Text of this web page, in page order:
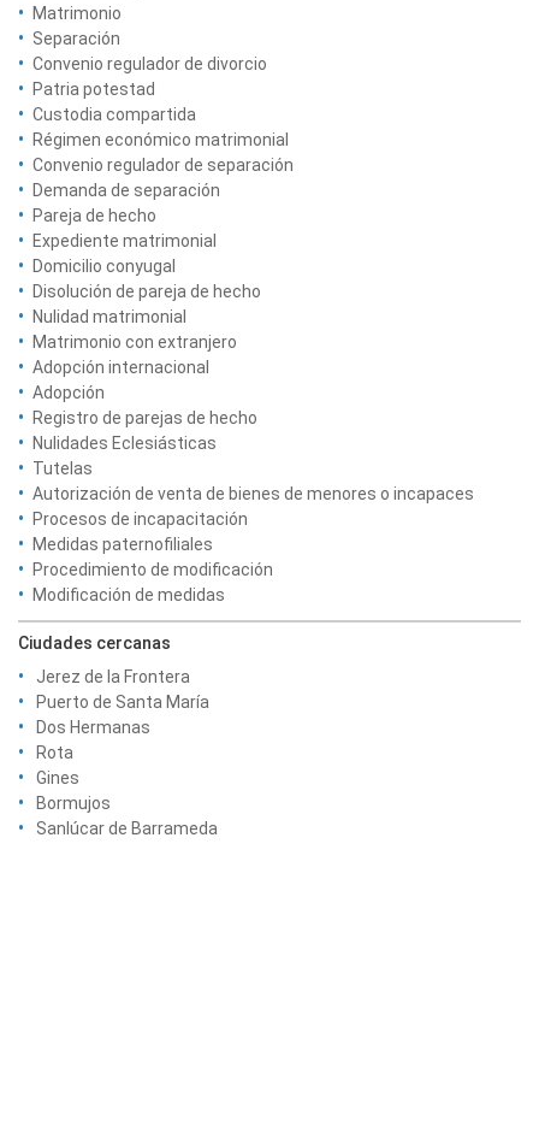
Matrimonio
Separación
Convenio regulador de divorcio
Patria potestad
Custodia compartida
Régimen económico matrimonial
Convenio regulador de separación
Demanda de separación
Pareja de hecho
Expediente matrimonial
Domicilio conyugal
Disolución de pareja de hecho
Nulidad matrimonial
Matrimonio con extranjero
Adopción internacional
Adopción
Registro de parejas de hecho
Nulidades Eclesiásticas
Tutelas
Autorización de venta de bienes de menores o incapaces
Procesos de incapacitación
Medidas paternofiliales
Procedimiento de modificación
Modificación de medidas
Ciudades cercanas
Jerez de la Frontera
Puerto de Santa María
Dos Hermanas
Rota
Gines
Bormujos
Sanlúcar de Barrameda